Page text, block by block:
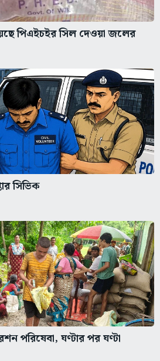
পিএইচইর সিল দেওয়া জলের
সিভিক
পরিষেবা, ঘণ্টার পর ঘণ্টা